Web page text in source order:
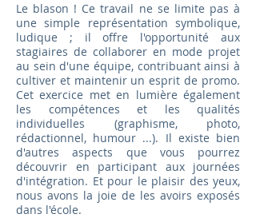
Le blason ! Ce travail ne se limite pas à
une simple représentation symbolique,
ludique ; il offre l'opportunité aux
stagiaires de collaborer en mode projet
au sein d'une équipe, contribuant ainsi à
cultiver et maintenir un esprit de promo.
Cet exercice met en lumière également
les compétences et les qualités
individuelles (graphisme, photo,
rédactionnel, humour ...). Il existe bien
d'autres aspects que vous pourrez
découvrir en participant aux journées
d'intégration. Et pour le plaisir des yeux,
nous avons la joie de les avoirs exposés
dans l'école.